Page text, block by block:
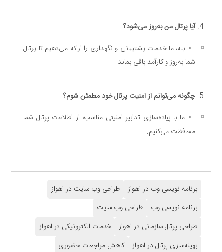
آیا پرتال من به‌روز می‌شود؟
•
بله، ما خدمات پشتیبانی و نگهداری را ارائه می‌دهیم تا پرتال
شما به‌روز و کارآمد باقی بماند.
چگونه می‌توانم از امنیت پرتال خود مطمئن شوم؟
•
ما با پیاده‌سازی تدابیر امنیتی مناسب، از اطلاعات پرتال شما
محافظت می‌کنیم.
برنامه نویسی وب در اهواز
طراحی وب سایت در اهواز
برنامه نویسی وب
طراحی وب سایت
طراحی پرتال سازمانی در اهواز
خدمات الکترونیکی در اهواز
بهینه‌سازی پرتال در اهواز
کاهش مراجعات حضوری